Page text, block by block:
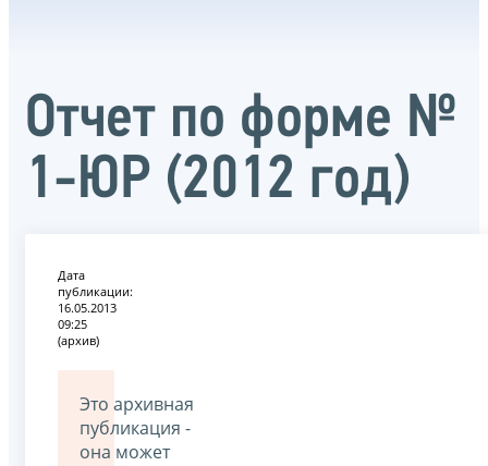
Отчет по форме №
1-ЮР (2012 год)
Дата
публикации:
16.05.2013
09:25
(архив)
Это архивная
публикация -
она может